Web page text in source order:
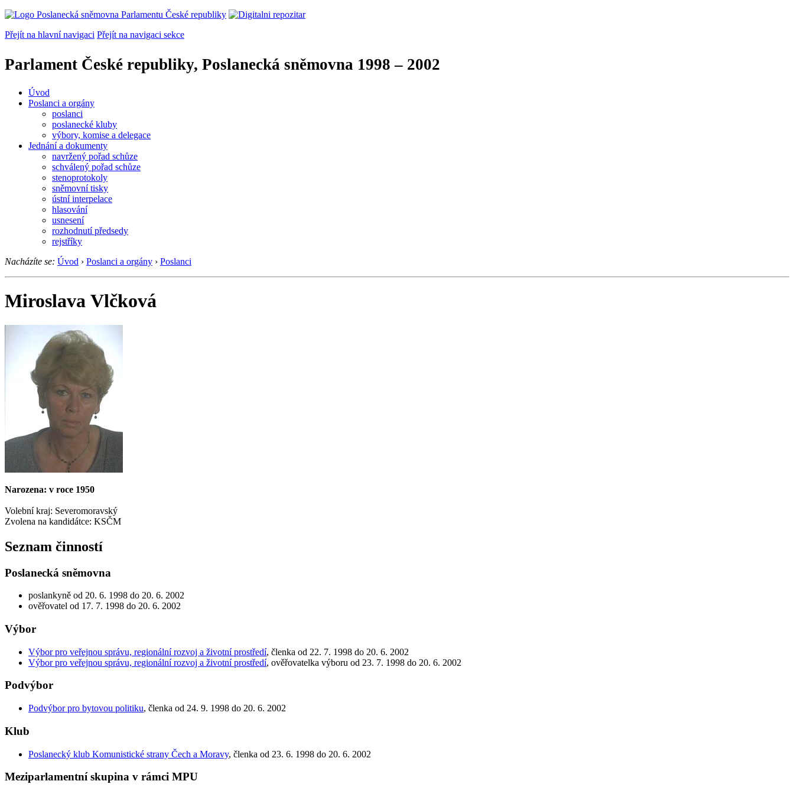
Přejít na hlavní navigaci Přejít na navigaci sekce
Parlament České republiky, Poslanecká sněmovna 1998 – 2002
Úvod
Poslanci a orgány
poslanci
poslanecké kluby
výbory, komise a delegace
Jednání a dokumenty
navržený pořad schůze
schválený pořad schůze
stenoprotokoly
sněmovní tisky
ústní interpelace
hlasování
usnesení
rozhodnutí předsedy
rejstříky
Nacházíte se: Úvod › Poslanci a orgány › Poslanci
Miroslava Vlčková
Narozena: v roce 1950
Volební kraj: Severomoravský
Zvolena na kandidátce: KSČM
Seznam činností
Poslanecká sněmovna
poslankyně od 20. 6. 1998 do 20. 6. 2002
ověřovatel od 17. 7. 1998 do 20. 6. 2002
Výbor
Výbor pro veřejnou správu, regionální rozvoj a životní prostředí, členka od 22. 7. 1998 do 20. 6. 2002
Výbor pro veřejnou správu, regionální rozvoj a životní prostředí, ověřovatelka výboru od 23. 7. 1998 do 20. 6. 2002
Podvýbor
Podvýbor pro bytovou politiku, členka od 24. 9. 1998 do 20. 6. 2002
Klub
Poslanecký klub Komunistické strany Čech a Moravy, členka od 23. 6. 1998 do 20. 6. 2002
Meziparlamentní skupina v rámci MPU